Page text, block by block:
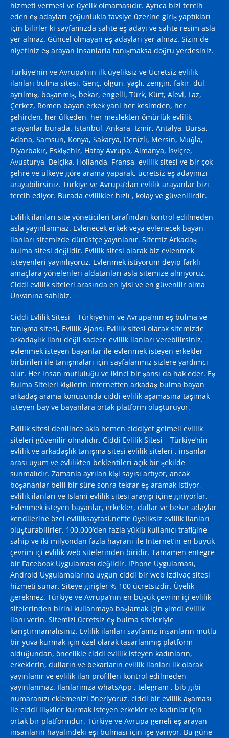
hizmeti vermesi ve üyelik olmamasıdır. Ayrıca bizi tercih
eden eş adayları çoğunlukla tavsiye üzerine giriş yaptıkları
için bilirler ki sayfamızda sahte eş adayı ve sahte resim asla
yer almaz. Güncel olmayan eş adayları yer almaz. Sizin de
niyetiniz eş arayan insanlarla tanışmaksa doğru yerdesiniz.
Türkiye’nin ve Avrupa’nın ilk üyeliksiz ve Ücretsiz evlilik
ilanları bulma sitesi. Genç, olgun, yaşlı, zengin, fakir, dul,
ayrılmış, boşanmış, bekar, engelli, Türk, Kürt, Alevi, Laz,
Çerkez, Romen bayan erkek yani her kesimden, her
şehirden, her ülkeden, her meslekten ömürlük evlilik
arayanlar burada. İstanbul, Ankara, İzmir, Antalya, Bursa,
Adana, Samsun, Konya, Sakarya, Denizli, Mersin, Muğla,
Diyarbakır, Eskişehir, Hatay Avrupa, Almanya, İsviçre,
Avusturya, Belçika, Hollanda, Fransa, evlilik sitesi ve bir çok
şehre ve ülkeye göre arama yaparak, ücretsiz eş adayınızı
arayabilirsiniz. Türkiye ve Avrupa’dan evlilik arayanlar bizi
tercih ediyor. Burada evlilikler hızlı , kolay ve güvenilirdir.
Evlilik ilanları site yöneticileri tarafından kontrol edilmeden
asla yayınlanmaz. Evlenecek erkek veya evlenecek bayan
ilanları sitemizde dürüstçe yayınlanır. Sitemiz Arkadaş
bulma sitesi değildir. Evlilik sitesi olarak biz evlenmek
isteyenleri yayınlıyoruz. Evlenmek istiyorum deyip farklı
amaçlara yönelenleri aldatanları asla sitemize almıyoruz.
Ciddi evlilik siteleri arasında en iyisi ve en güvenilir olma
Ünvanına sahibiz.
Ciddi Evlilik Sitesi – Türkiye’nin ve Avrupa’nın eş bulma ve
tanışma sitesi, Evlilik Ajansı Evlilik sitesi olarak sitemizde
arkadaşlık ilanı değil sadece evlilik ilanları verebilirsiniz.
evlenmek isteyen bayanlar ile evlenmek isteyen erkekler
birbirileri ile tanışmaları için sayfalarımız sizlere yardımcı
olur. Her insan mutluluğu ve ikinci bir şansı da hak eder. Eş
Bulma Siteleri kişilerin internetten arkadaş bulma bayan
arkadaş arama konusunda ciddi evlilik aşamasına taşımak
isteyen bay ve bayanlara ortak platform oluşturuyor.
Evlilik sitesi denilince akla hemen ciddiyet gelmeli evlilik
siteleri güvenilir olmalıdır, Ciddi Evlilik Sitesi – Türkiye’nin
evlilik ve arkadaşlık tanışma sitesi evlilik siteleri , insanlar
arası uyum ve evlilikten beklentileri açık bir şekilde
sunmalıdır. Zamanla ayrılan kişi sayısı artıyor, ancak
boşananlar belli bir süre sonra tekrar eş aramak istiyor,
evlilik ilanları ve İslami evlilik sitesi arayışı içine giriyorlar.
Evlenmek isteyen bayanlar, erkekler, dullar ve bekar adaylar
kendilerine özel evliliksayfasi.net’te üyeliksiz evlilik ilanları
oluşturabilirler. 100.000’den fazla yüklü kullanıcı trafiğine
sahip ve iki milyondan fazla hayranı ile İnternet’in en büyük
çevrim içi evlilik web sitelerinden biridir. Tamamen entegre
bir Facebook Uygulaması değildir. iPhone Uygulaması,
Android Uygulamalarına uygun ciddi bir web izdivaç sitesi
hizmeti sunar. Siteye girişler % 100 ücretsizdir. Üyelik
gerekmez. Türkiye ve Avrupa’nın en büyük çevrim içi evlilik
sitelerinden birini kullanmaya başlamak için şimdi evlilik
ilanı verin. Sitemizi ücretsiz eş bulma siteleriyle
karıştırmamalısınız. Evlilik ilanları sayfamız insanların mutlu
bir yuva kurmak için özel olarak tasarlanmış platform
olduğundan, öncelikle ciddi evlilik isteyen kadınların,
erkeklerin, dulların ve bekarların evlilik ilanları ilk olarak
yayınlanır ve evlilik ilan profilleri kontrol edilmeden
yayınlanmaz. İlanlarınıza whatsApp , telegram , bib gibi
numaranızı eklemenizi öneriyoruz. ciddi bir evlilik aşaması
ile ciddi ilişkiler kurmak isteyen erkekler ve kadınlar için
ortak bir platformdur. Türkiye ve Avrupa geneli eş arayan
insanların hayalindeki eşi bulması için işe yarıyor. Bu güne